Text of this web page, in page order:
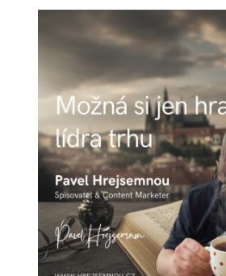
BLOG
MY ACCOUNT
ABOUT ME
CONTACT